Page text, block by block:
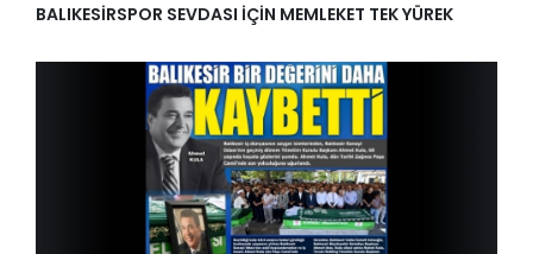
BALIKESİRSPOR SEVDASI İÇİN MEMLEKET TEK YÜREK